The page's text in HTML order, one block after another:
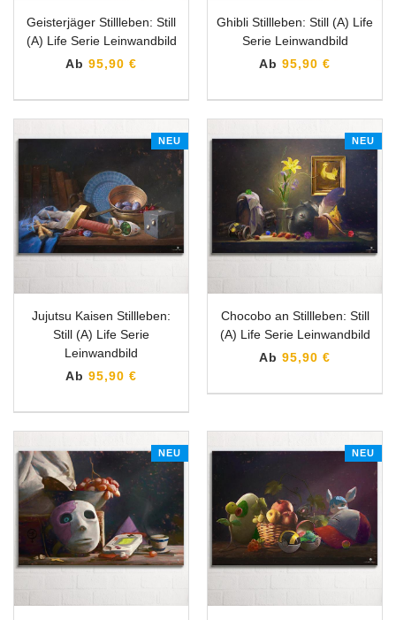
Geisterjäger Stillleben: Still
(A) Life Serie Leinwandbild
Ab 95,90 €
Ghibli Stillleben: Still (A) Life
Serie Leinwandbild
Ab 95,90 €
NEU
Jujutsu Kaisen Stillleben:
Still (A) Life Serie
Leinwandbild
Ab 95,90 €
NEU
Chocobo an Stillleben: Still
(A) Life Serie Leinwandbild
Ab 95,90 €
NEU NEU